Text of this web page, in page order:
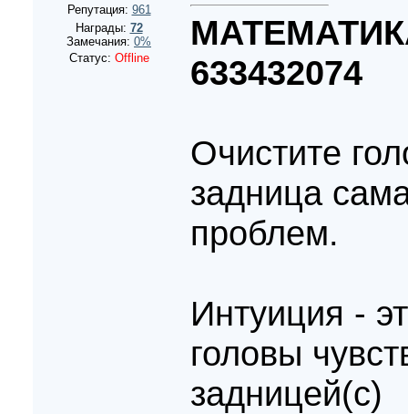
Репутация: 961
Награды: 72
Замечания: 0%
Статус: Offline
633432074
Очистите
задница
проблем.
Интуиция -
головы
задницей(с)